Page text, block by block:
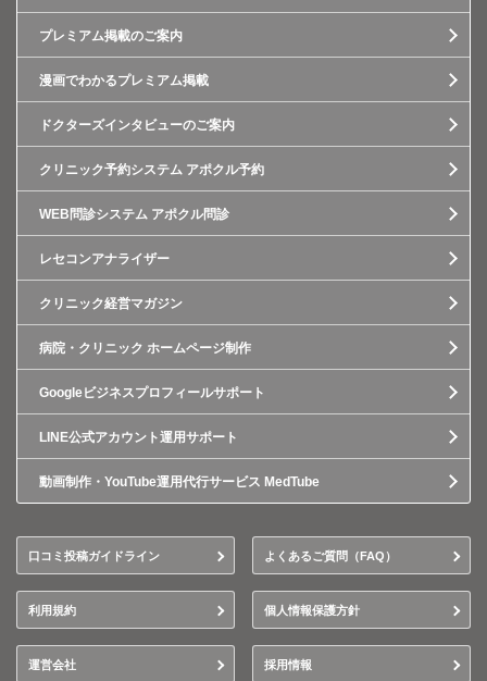
プレミアム掲載のご案内
漫画でわかるプレミアム掲載
ドクターズインタビューのご案内
クリニック予約システム アポクル予約
WEB問診システム アポクル問診
レセコンアナライザー
クリニック経営マガジン
病院・クリニック ホームページ制作
Googleビジネスプロフィールサポート
LINE公式アカウント運用サポート
動画制作・YouTube運用代行サービス MedTube
口コミ投稿ガイドライン よくあるご質問（FAQ）
利用規約 個人情報保護方針
運営会社 採用情報